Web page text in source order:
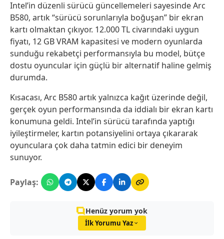
Intel’in düzenli sürücü güncellemeleri sayesinde Arc
B580, artık “sürücü sorunlarıyla boğuşan” bir ekran
kartı olmaktan çıkıyor. 12.000 TL civarındaki uygun
fiyatı, 12 GB VRAM kapasitesi ve modern oyunlarda
sunduğu rekabetçi performansıyla bu model, bütçe
dostu oyuncular için güçlü bir alternatif haline gelmiş
durumda.
Kısacası, Arc B580 artık yalnızca kağıt üzerinde değil,
gerçek oyun performansında da iddialı bir ekran kartı
konumuna geldi. Intel’in sürücü tarafında yaptığı
iyileştirmeler, kartın potansiyelini ortaya çıkararak
oyunculara çok daha tatmin edici bir deneyim
sunuyor.
Paylaş:
Henüz yorum yok
İlk Yorumu Yaz